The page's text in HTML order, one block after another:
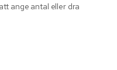
ange antal eller dra